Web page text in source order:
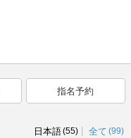
指名予約
日本語(55) 全て (99)